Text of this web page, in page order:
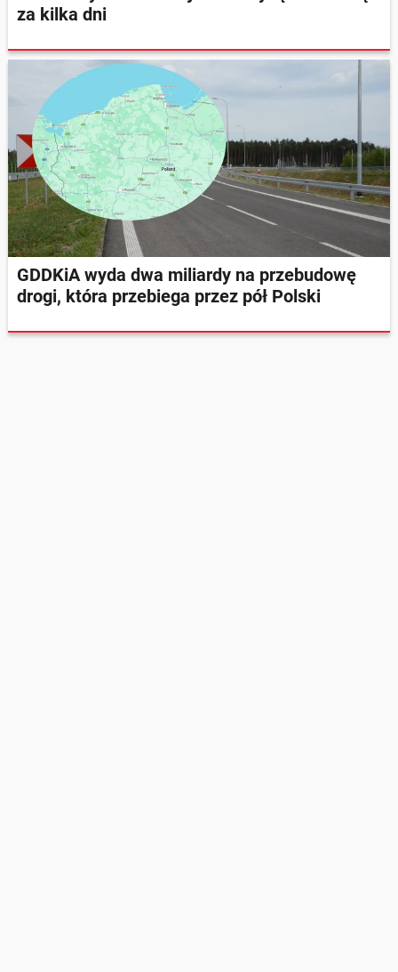
za kilka dni
GDDKiA wyda dwa miliardy na przebudowę
drogi, która przebiega przez pół Polski